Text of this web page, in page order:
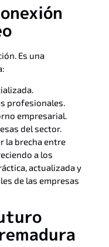
Es una
profesionales.
empresarial.
del sector.
la brecha entre
a los
actualizada y
de las empresas